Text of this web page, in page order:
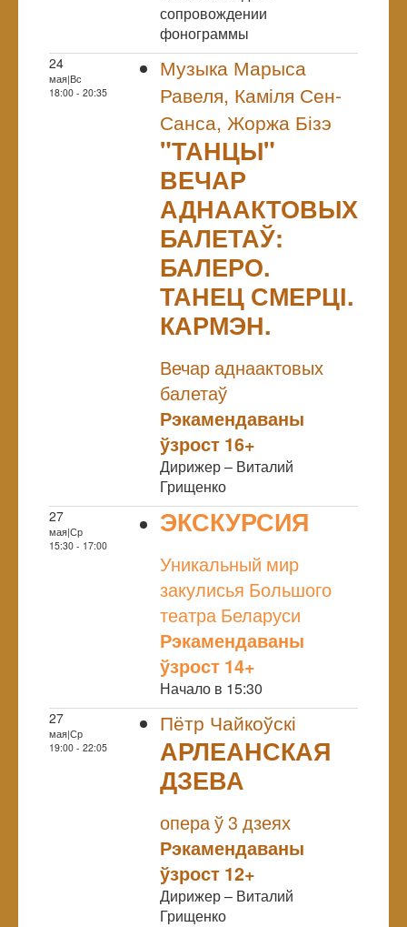
сопровождении
фонограммы
24
мая|Вс
18:00 - 20:35
Музыка Марыса
Равеля, Каміля Сен-
Санса, Жоржа Бізэ
"ТАНЦЫ"
ВЕЧАР
АДНААКТОВЫХ
БАЛЕТАЎ:
БАЛЕРО.
ТАНЕЦ СМЕРЦІ.
КАРМЭН.
Вечар аднаактовых
балетаў
Рэкамендаваны
ўзрост 16+
Дирижер – Виталий
Грищенко
27
мая|Ср
15:30 - 17:00
ЭКСКУРСИЯ
Уникальный мир
закулисья Большого
театра Беларуси
Рэкамендаваны
ўзрост 14+
Начало в 15:30
27
мая|Ср
19:00 - 22:05
Пётр Чайкоўскі
АРЛЕАНСКАЯ
ДЗЕВА
опера ў 3 дзеях
Рэкамендаваны
ўзрост 12+
Дирижер – Виталий
Грищенко